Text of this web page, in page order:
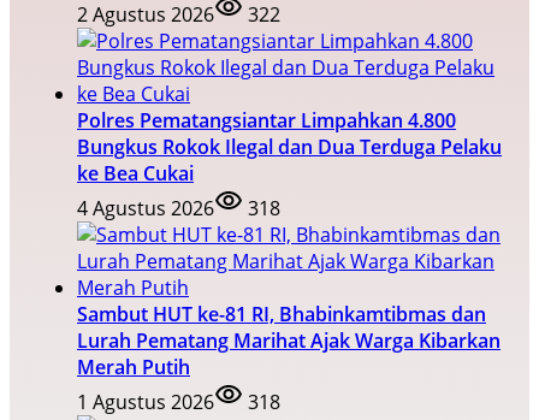
2 Agustus 2026
322
Polres Pematangsiantar Limpahkan 4.800
Bungkus Rokok Ilegal dan Dua Terduga Pelaku
ke Bea Cukai
4 Agustus 2026
318
Sambut HUT ke-81 RI, Bhabinkamtibmas dan
Lurah Pematang Marihat Ajak Warga Kibarkan
Merah Putih
1 Agustus 2026
318